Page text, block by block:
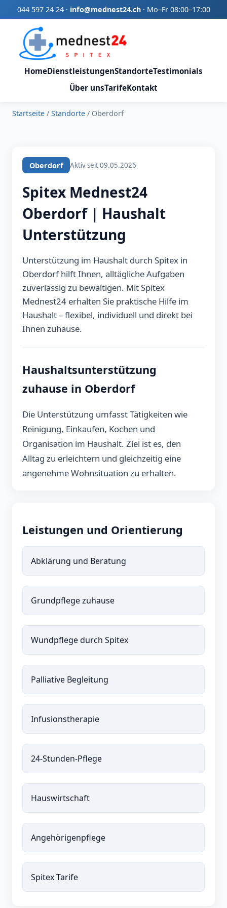
044 597 24 24· info@mednest24.ch· Mo–Fr 08:00–17:00
HomeDienstleistungenStandorteTestimonials
Über unsTarifeKontakt
Startseite / Standorte / Oberdorf
Oberdorf Aktiv seit 09.05.2026
Spitex Mednest24
Oberdorf | Haushalt
Unterstützung
Unterstützung im Haushalt durch Spitex in
Oberdorf hilft Ihnen, alltägliche Aufgaben
zuverlässig zu bewältigen. Mit Spitex
Mednest24 erhalten Sie praktische Hilfe im
Haushalt – flexibel, individuell und direkt bei
Ihnen zuhause.
Haushaltsunterstützung
zuhause in Oberdorf
Die Unterstützung umfasst Tätigkeiten wie
Reinigung, Einkaufen, Kochen und
Organisation im Haushalt. Ziel ist es, den
Alltag zu erleichtern und gleichzeitig eine
angenehme Wohnsituation zu erhalten.
Leistungen und Orientierung
Abklärung und Beratung
Grundpflege zuhause
Wundpflege durch Spitex
Palliative Begleitung
Infusionstherapie
24-Stunden-Pflege
Hauswirtschaft
Angehörigenpflege
Spitex Tarife